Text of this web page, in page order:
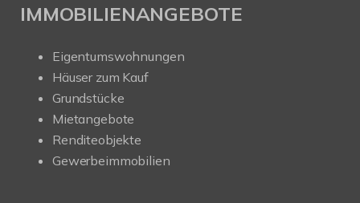
IMMOBILIENANGEBOTE
Eigentumswohnungen
Häuser zum Kauf
Grundstücke
Mietangebote
Renditeobjekte
Gewerbeimmobilien